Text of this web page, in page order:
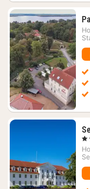
, 4